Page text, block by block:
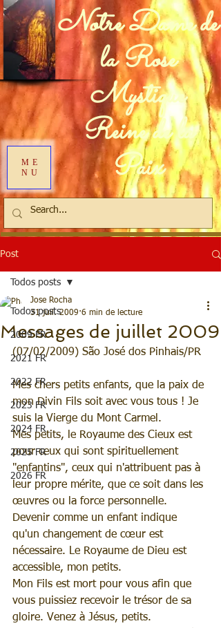
ME
NU
Notre Dame de
la Rose
Mystique
Reine de la
Paix
Post
Todos posts
2009 FR
2021 FR
2022 FR
2023 FR
2024 FR
2025 FR
2026 FR
Todos posts
Messages de juillet 2009
Jose Rocha
31 juil. 2009 6 min de lecture
(07/02/2009) São José dos Pinhais/PR
Mes chers petits enfants, que la paix de
mon Divin Fils soit avec vous tous ! Je
suis la Vierge du Mont Carmel.
Mes petits, le Royaume des Cieux est
pour ceux qui sont spirituellement
"enfantins", ceux qui n'attribuent pas à
leur propre mérite, que ce soit dans les
œuvres ou la force personnelle.
Devenir comme un enfant indique
qu'un changement de cœur est
nécessaire. Le Royaume de Dieu est
accessible, mon petits.
Mon Fils est mort pour vous afin que
vous puissiez recevoir le trésor de sa
gloire. Venez à Jésus, petits.